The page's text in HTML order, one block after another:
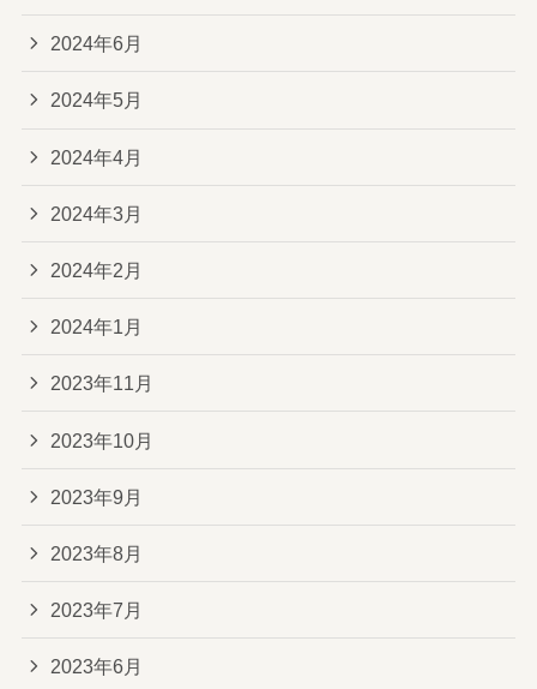
2024年6月
2024年5月
2024年4月
2024年3月
2024年2月
2024年1月
2023年11月
2023年10月
2023年9月
2023年8月
2023年7月
2023年6月